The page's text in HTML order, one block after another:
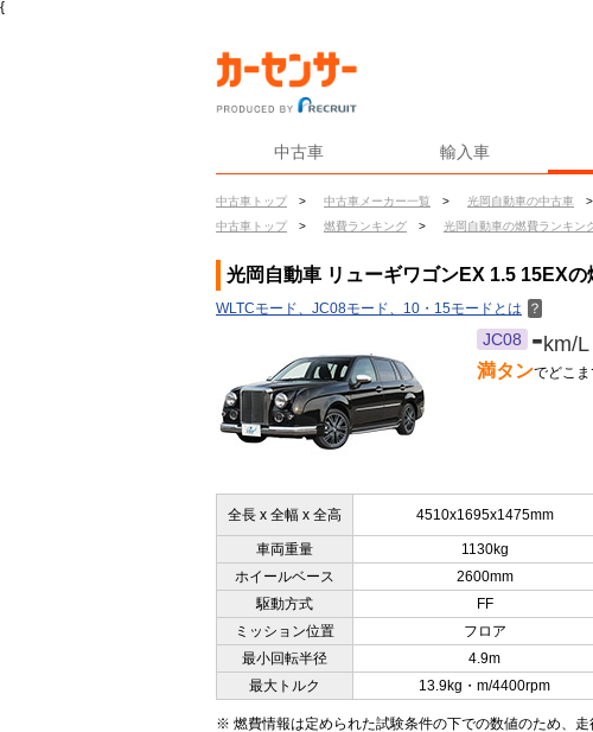
{
中古車 輸入車
中古車トップ > 中古車メーカー一覧 > 光岡自動車の中古車 >
中古車トップ
> 燃費ランキング > 光岡自動車の燃費ランキン
光岡自動車 リューギワゴンEX 1.5 15EXの
WLTCモード、JC08モード、10・15モードとは ？
JC08 -km/L
満タンでどこ
全長 x 全幅 x 全高 4510x1695x1475mm
車両重量 1130kg
ホイールベース
2600mm
駆動方式
FF
ミッション位置
フロア
最小回転半径
4.9m
最大トルク
13.9kg・m/4400rpm
※ 燃費情報は定められた試験条件の下での数値のため、走